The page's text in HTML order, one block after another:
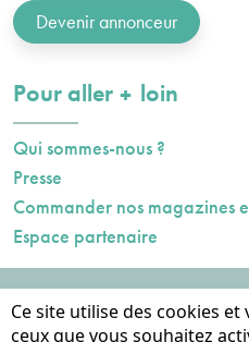
Devenir annonceur
Pour aller plusloin
Qui sommes-nous ?
Presse
Commander nos magazines
Espace partenaire
Données
Ce site utilise des cookies
ceux que vous souhaitez